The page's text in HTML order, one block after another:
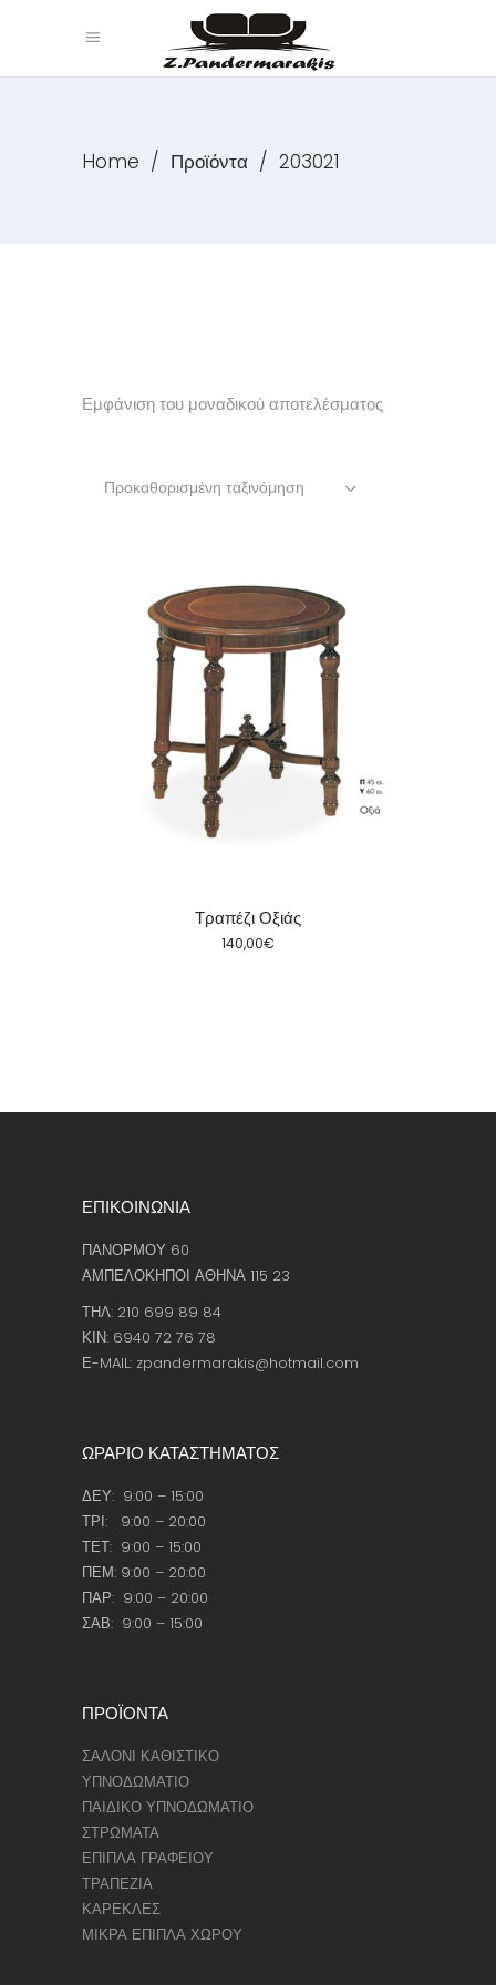
Home / Προϊόντα / 203021
Εμφάνιση του μοναδικού αποτελέσματος
Προκαθορισμένη ταξινόμηση
Τραπέζι Οξιάς
140,00€
ΕΠΙΚΟΙΝΩΝΙΑ
ΠΑΝΟΡΜΟΥ 60
ΑΜΠΕΛΟΚΗΠΟΙ ΑΘΗΝΑ 115 23
ΤΗΛ: 210 699 89 84
ΚΙΝ: 6940 72 76 78
Ε-MAIL: zpandermarakis@hotmail.com
ΩΡΑΡΙΟ ΚΑΤΑΣΤΗΜΑΤΟΣ
ΔΕΥ: 9:00 – 15:00
ΤΡΙ: 9:00 – 20:00
ΤΕΤ: 9:00 – 15:00
ΠΕΜ: 9:00 – 20:00
ΠΑΡ: 9:00 – 20:00
ΣΑΒ: 9:00 – 15:00
ΠΡΟΪΟΝΤΑ
ΣΑΛΟΝΙ ΚΑΘΙΣΤΙΚΟ
ΥΠΝΟΔΩΜΑΤΙΟ
ΠΑΙΔΙΚΟ ΥΠΝΟΔΩΜΑΤΙΟ
ΣΤΡΩΜΑΤΑ
ΕΠΙΠΛΑ ΓΡΑΦΕΙΟΥ
ΤΡΑΠΕΖΙΑ
ΚΑΡΕΚΛΕΣ
ΜΙΚΡΑ ΕΠΙΠΛΑ ΧΩΡΟΥ